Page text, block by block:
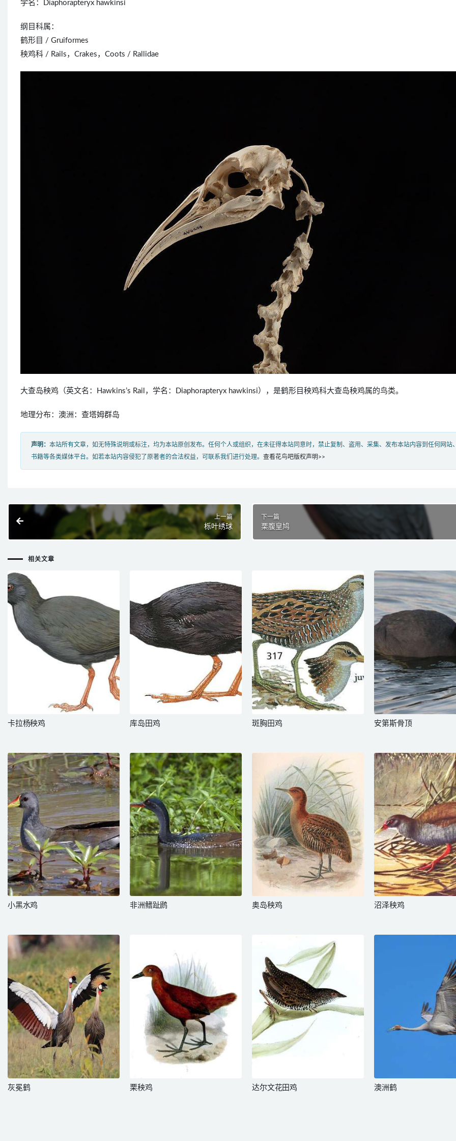
学名：Diaphorapteryx hawkinsi
纲目科属：
鹤形目 / Gruiformes
秧鸡科 / Rails，Crakes，Coots / Rallidae
大查岛秧鸡（英文名：Hawkins’s Rail，学名：Diaphorapteryx hawkinsi），是鹤形目秧鸡科大查岛秧鸡属的鸟类。
地理分布：澳洲：查塔姆群岛
声明： 本站所有文章，如无特殊说明或标注，均为本站原创发布。任何个人或组织，在未征得本站同意时，禁止复制、盗用、采集、发布本站内容到任何网站
书籍等各类媒体平台。如若本站内容侵犯了原著者的合法权益，可联系我们进行处理。 查看花鸟吧版权声明>>
上一篇
栎叶绣球
下一篇
栗腹皇鸠
相关文章
卡拉杨秧鸡 库岛田鸡 斑胸田鸡 安第斯骨顶
小黑水鸡 非洲鳍趾䴘 奥岛秧鸡 沼泽秧鸡
灰冕鹤 栗秧鸡 达尔文花田鸡 澳洲鹤